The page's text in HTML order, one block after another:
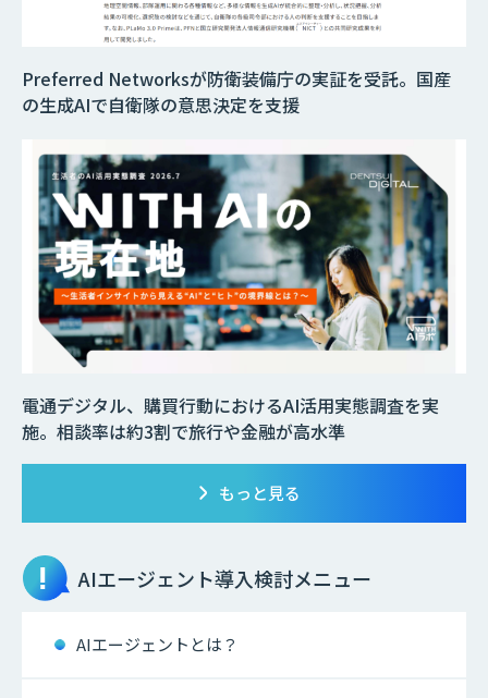
Preferred Networksが防衛装備庁の実証を受託。国産
の生成AIで自衛隊の意思決定を支援
電通デジタル、購買行動におけるAI活用実態調査を実
施。相談率は約3割で旅行や金融が高水準
もっと見る
AIエージェント導入検討メニュー
AIエージェントとは？